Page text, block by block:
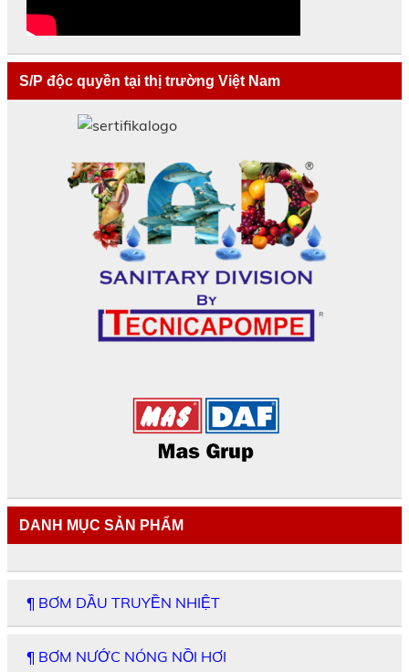
S/P độc quyền tại thị trường Việt Nam
DANH MỤC SẢN PHẨM
¶ BƠM DẦU TRUYỀN NHIỆT
¶ BƠM NƯỚC NÓNG NỒI HƠI